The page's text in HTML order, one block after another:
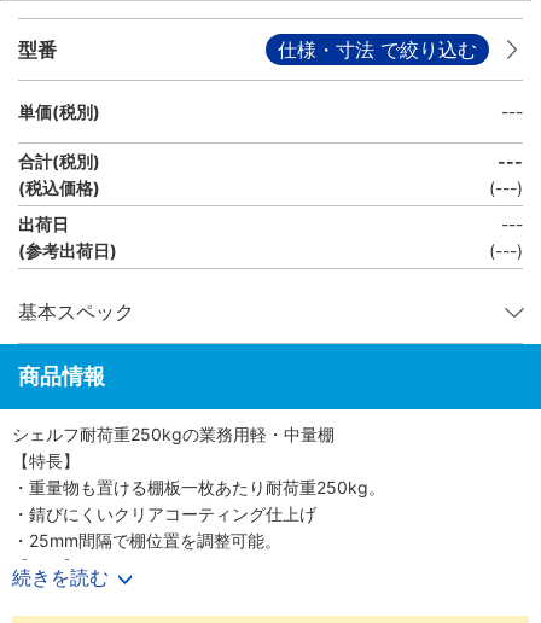
型番 仕様・寸法 で絞り込む
単価(税別) ---
合計(税別)
(税込価格)
---
(---)
出荷日
(参考出荷日)
---
(---)
基本スペック
商品情報
シェルフ耐荷重250kgの業務用軽・中量棚
【特長】
・重量物も置ける棚板一枚あたり耐荷重250kg。
・錆びにくいクリアコーティング仕上げ
・25mm間隔で棚位置を調整可能。
【用途】
・家庭用、業務用など様々なシーンに最適。
続きを読む